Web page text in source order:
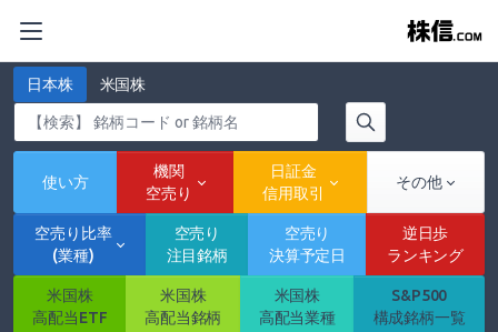
日本株 米国株
使い方
機関
空売り
日証金
信用取引
その他
空売り比率
(業種)
空売り
注目銘柄
空売り
決算予定日
逆日歩
ランキング
米国株
高配当ETF
米国株
高配当銘柄
米国株
高配当業種
S&P500
構成銘柄一覧